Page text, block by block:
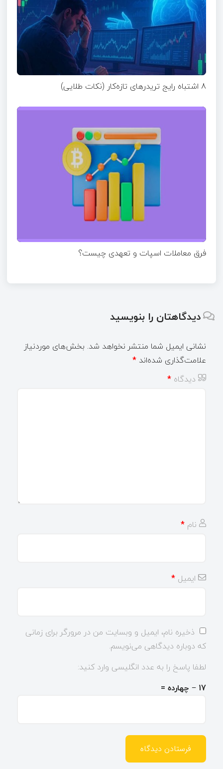
8 اشتباه رایج تریدرهای تازه‌کار (نکات طلایی)
فرق معاملات اسپات و تعهدی چیست؟
دیدگاهتان را بنویسید
نشانی ایمیل شما منتشر نخواهد شد. بخش‌های موردنیاز
علامت‌گذاری شده‌اند *
دیدگاه *
نام *
ایمیل *
ذخیره نام، ایمیل و وبسایت من در مرورگر برای زمانی
که دوباره دیدگاهی می‌نویسم.
لطفا پاسخ را به عدد انگلیسی وارد کنید:
17 − چهارده =